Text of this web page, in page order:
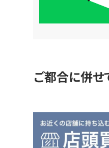
ご都合に併せ